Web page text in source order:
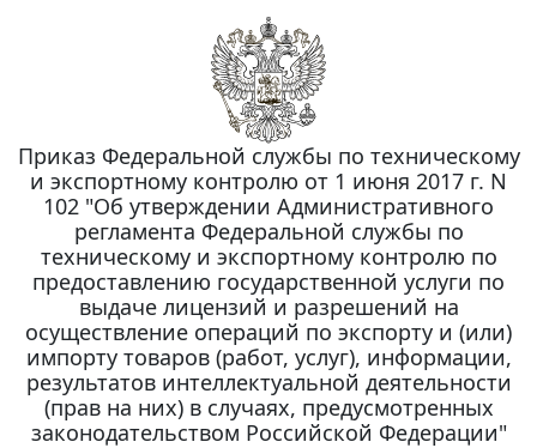
Приказ Федеральной службы по техническому
и экспортному контролю от 1 июня 2017 г. N
102 "Об утверждении Административного
регламента Федеральной службы по
техническому и экспортному контролю по
предоставлению государственной услуги по
выдаче лицензий и разрешений на
осуществление операций по экспорту и (или)
импорту товаров (работ, услуг), информации,
результатов интеллектуальной деятельности
(прав на них) в случаях, предусмотренных
законодательством Российской Федерации"